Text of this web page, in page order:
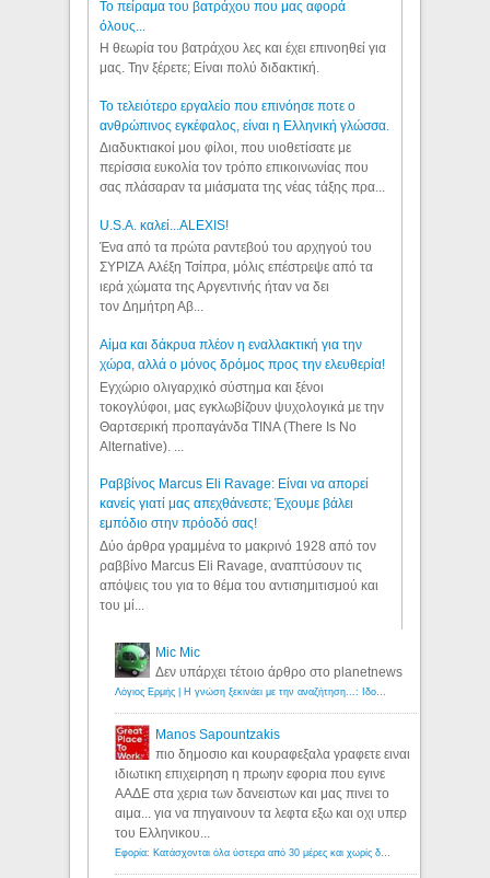
Το πείραμα του βατράχου που μας αφορά
όλους...
Η θεωρία του βατράχου λες και έχει επινοηθεί για
μας. Την ξέρετε; Είναι πολύ διδακτική.
Το τελειότερο εργαλείο που επινόησε ποτε ο
ανθρώπινος εγκέφαλος, είναι η Ελληνική γλώσσα.
Διαδυκτιακοί μου φίλοι, που υιοθετίσατε με
περίσσια ευκολία τον τρόπο επικοινωνίας που
σας πλάσαραν τα μιάσματα της νέας τάξης πρα...
U.S.A. καλεί...ALEXIS!
Ένα από τα πρώτα ραντεβού του αρχηγού του
ΣΥΡΙΖΑ Αλέξη Τσίπρα, μόλις επέστρεψε από τα
ιερά χώματα της Αργεντινής ήταν να δει
τον Δημήτρη Αβ...
Αίμα και δάκρυα πλέον η εναλλακτική για την
χώρα, αλλά ο μόνος δρόμος προς την ελευθερία!
Εγχώριο ολιγαρχικό σύστημα και ξένοι
τοκογλύφοι, μας εγκλωβίζουν ψυχολογικά με την
Θαρτσερική προπαγάνδα TINA (There Is No
Alternative). ...
Ραββίνος Marcus Eli Ravage: Είναι να απορεί
κανείς γιατί μας απεχθάνεστε; Έχουμε βάλει
εμπόδιο στην πρόοδό σας!
Δύο άρθρα γραμμένα το μακρινό 1928 από τον
ραββίνο Marcus Eli Ravage, αναπτύσουν τις
απόψεις του για το θέμα του αντισημιτισμού και
του μί...
Mic Mic
Δεν υπάρχει τέτοιο άρθρο στο planetnews
Λόγιος Ερμής | Η γνώση ξεκινάει με την αναζήτηση...: Ιδού οι 18 που χρωστούν 11 δις ευρώ!
Manos Sapountzakis
πιο δημοσιο και κουραφεξαλα γραφετε ειναι
ιδιωτικη επιχειρηση η πρωην εφορια που εγινε
ΑΑΔΕ στα χερια των δανειστων και μας πινει το
αιμα... για να πηγαινουν τα λεφτα εξω και οχι υπερ
του Ελληνικου...
Εφορία: Κατάσχονται όλα ύστερα από 30 μέρες και χωρίς δικαστικές αποφάσεις - Λόγιος Ερμής